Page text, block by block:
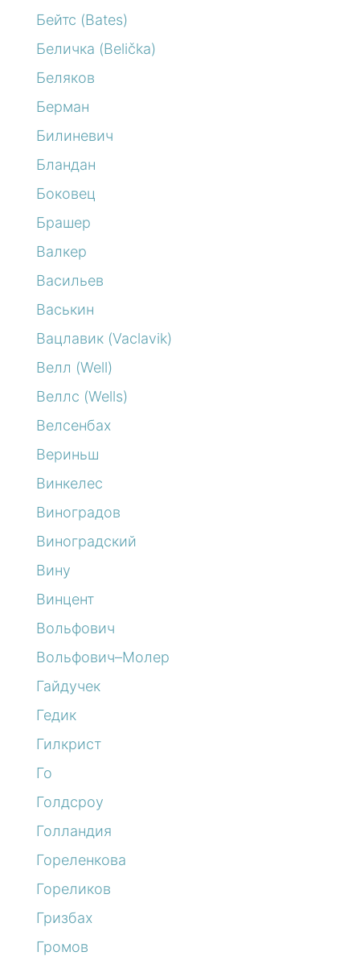
Бейтс (Bates)
Беличка (Belička)
Беляков
Берман
Билиневич
Бландан
Боковец
Брашер
Валкер
Васильев
Васькин
Вацлавик (Vaclavik)
Велл (Well)
Веллс (Wells)
Велсенбах
Вериньш
Винкелес
Виноградов
Виноградский
Вину
Винцент
Вольфович
Вольфович–Молер
Гайдучек
Гедик
Гилкрист
Го
Голдсроу
Голландия
Гореленкова
Гореликов
Гризбах
Громов